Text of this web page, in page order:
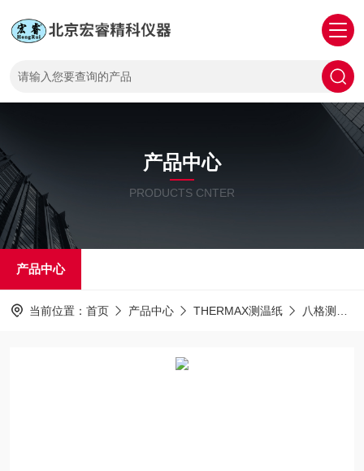
产品中心
PRODUCTS CNTER
产品中心
当前位置： 首页 产品中心 THERMAX测温纸 八格测温纸